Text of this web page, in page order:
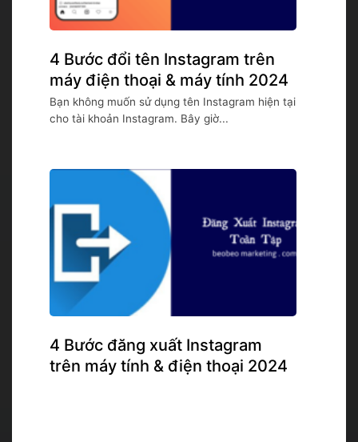
4 Bước đổi tên Instagram trên
máy điện thoại & máy tính 2024
Bạn không muốn sử dụng tên Instagram hiện tại
cho tài khoản Instagram. Bây giờ...
4 Bước đăng xuất Instagram
trên máy tính & điện thoại 2024